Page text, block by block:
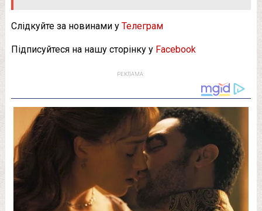
Слідкуйте за новинами у Телеграм
Підписуйтеся на нашу сторінку у Facebook
РЕКЛАМА: